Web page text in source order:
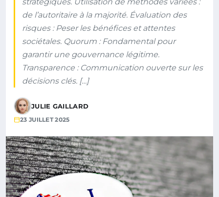
de l’autoritaire à la majorité. Évaluation des
risques : Peser les bénéfices et attentes
sociétales. Quorum : Fondamental pour
garantir une gouvernance légitime.
Transparence : Communication ouverte sur les
décisions clés. […]
JULIE GAILLARD
23 JUILLET 2025